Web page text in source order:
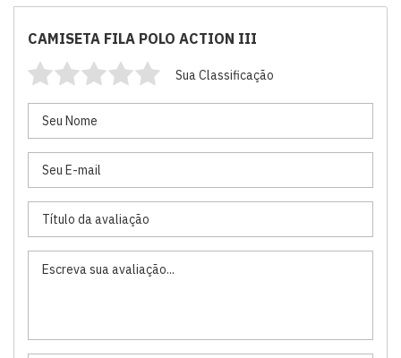
CAMISETA FILA POLO ACTION III
Sua Classificação